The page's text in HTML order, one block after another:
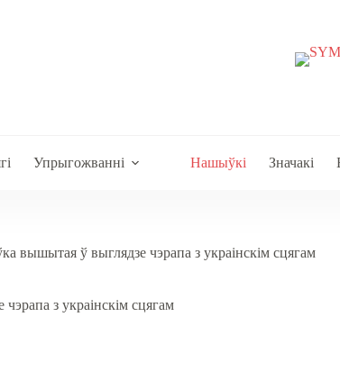
Упрыгожванні Нашыўкі Значакі
вышытая ў выглядзе чэрапа з украінскім сцягам